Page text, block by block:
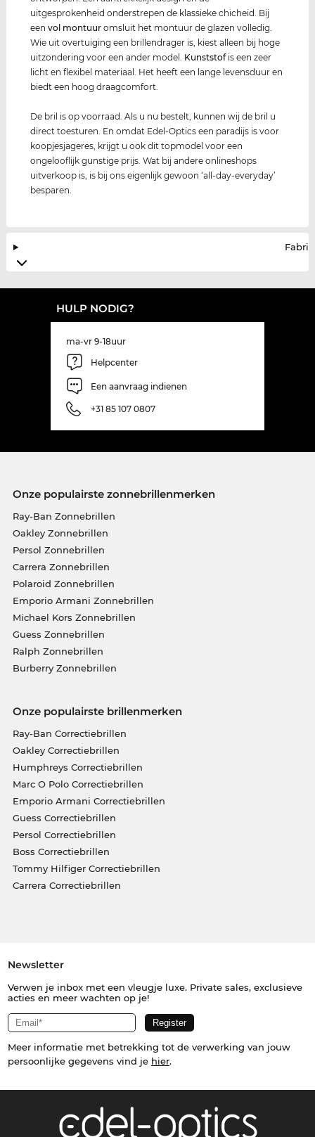
uitgesprokenheid onderstrepen de klassieke chicheid. Bij
eenvol montuur omsluit het montuur de glazen volledig.
Wie uit overtuiging een brillendrager is, kiest alleen bij hoge
uitzondering voor een ander model. Kunststofis een zeer
licht en flexibel materiaal. Het heeft een lange levensduur en
biedt een hoog draagcomfort.
De bril is op voorraad. Als u nu bestelt, kunnen wij de bril u
direct toesturen. En omdat Edel-Optics een paradijs is voor
koopjesjageres, krijgt u ook dit topmodel voor een
ongelooflijk gunstige prijs. Wat bij andere onlineshops
uitverkoop is, is bij ons eigenlijk gewoon ‘all-day-everyday’
besparen.
HULP NODIG?
ma-vr 9-18uur
Helpcenter
Een aanvraag indienen
+31 85 107 0807
Onze populairste zonnebrillenmerken
Ray-Ban Zonnebrillen
Oakley Zonnebrillen
Persol Zonnebrillen
Carrera Zonnebrillen
Polaroid Zonnebrillen
Emporio Armani Zonnebrillen
Michael Kors Zonnebrillen
Guess Zonnebrillen
Ralph Zonnebrillen
Burberry Zonnebrillen
Onze populairste brillenmerken
Ray-Ban Correctiebrillen
Oakley Correctiebrillen
Humphreys Correctiebrillen
Marc O Polo Correctiebrillen
Emporio Armani Correctiebrillen
Guess Correctiebrillen
Persol Correctiebrillen
Boss Correctiebrillen
Tommy Hilfiger Correctiebrillen
Carrera Correctiebrillen
Newsletter
Verwen je inbox met een vleugje luxe. Private sales, exclusieve
acties en meer wachten op je!
Meer informatie met betrekking tot de verwerking van jouw
persoonlijke gegevens vind je hier.